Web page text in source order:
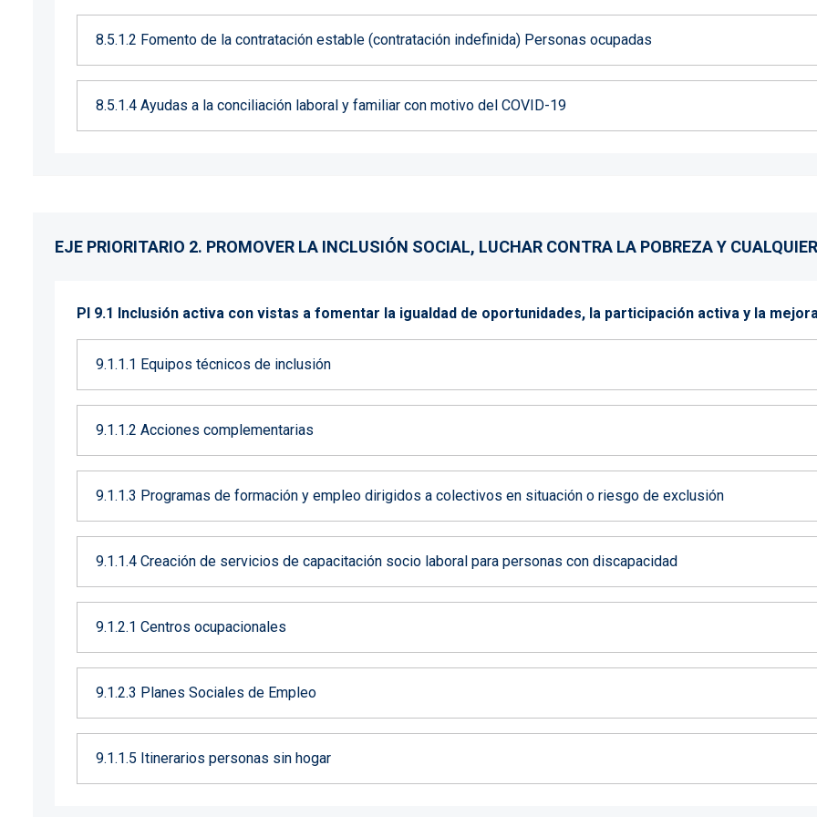
8.5.1.2 Fomento de la contratación estable (contratación indefinida) Personas ocupadas
8.5.1.4 Ayudas a la conciliación laboral y familiar con motivo del COVID-19
EJE PRIORITARIO 2. PROMOVER LA INCLUSIÓN SOCIAL, LUCHAR CONTRA LA POBREZA Y
PI 9.1 Inclusión activa con vistas a fomentar la igualdad de oportunidades, la participación activa y la
9.1.1.1 Equipos técnicos de inclusión
9.1.1.2 Acciones complementarias
9.1.1.3 Programas de formación y empleo dirigidos a colectivos en situación o riesgo de exclusión
9.1.1.4 Creación de servicios de capacitación socio laboral para personas con discapacidad
9.1.2.1 Centros ocupacionales
9.1.2.3 Planes Sociales de Empleo
9.1.1.5 Itinerarios personas sin hogar